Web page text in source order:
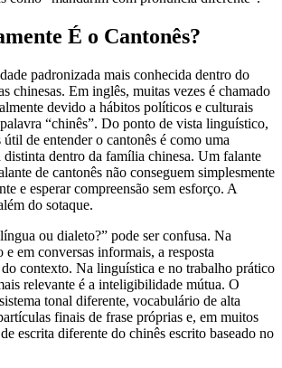
É o Cantonês?
padronizada mais conhecida dentro do
chinesas. Em inglês, muitas vezes é chamado
devido a hábitos políticos e culturais
“chinês”. Do ponto de vista linguístico,
de entender o cantonês é como uma
dentro da família chinesa. Um falante
de cantonês não conseguem simplesmente
e esperar compreensão sem esforço. A
do sotaque.
ou dialeto?” pode ser confusa. Na
e em conversas informais, a resposta
do contexto. Na linguística e no trabalho prático
relevante é a inteligibilidade mútua. O
tonal diferente, vocabulário de alta
finais de frase próprias e, em muitos
escrita diferente do chinês escrito baseado no